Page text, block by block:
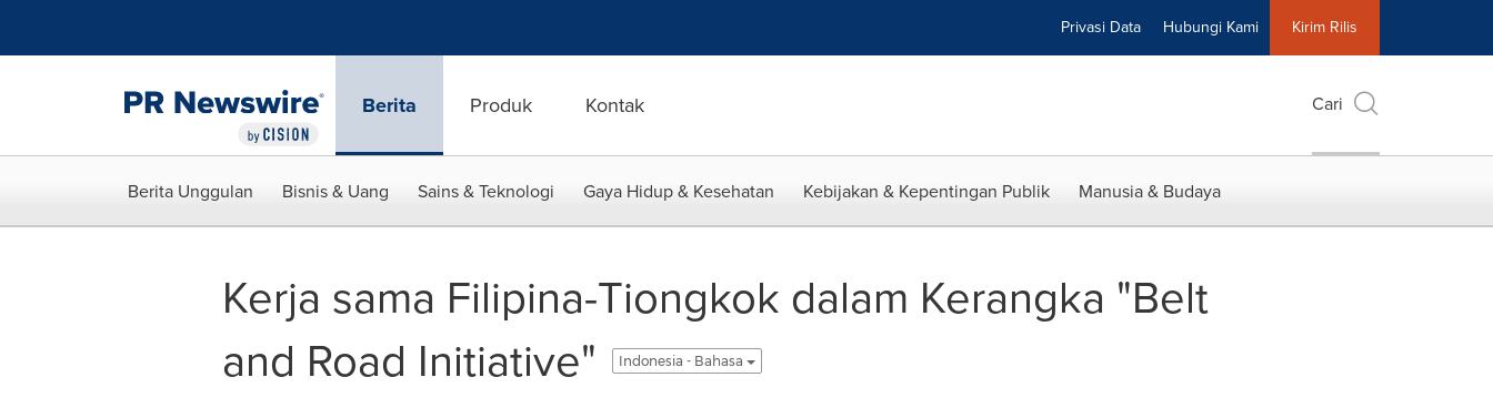
Privasi Data Hubungi Kami Kirim Rilis
Berita Produk Kontak Cari
Berita Unggulan Bisnis & Uang Sains & Teknologi Gaya Hidup & Kesehatan Kebijakan & Kepentingan Publik Manusia & Budaya
Kerja sama Filipina-Tiongkok dalam Kerangka "Belt
and Road Initiative"
Indonesia - Bahasa